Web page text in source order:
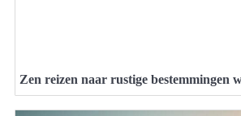
Zen reizen naar rustige bestemmingen